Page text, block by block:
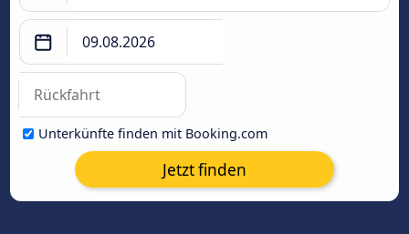
Unterkünfte finden mit Booking.com
Jetzt finden